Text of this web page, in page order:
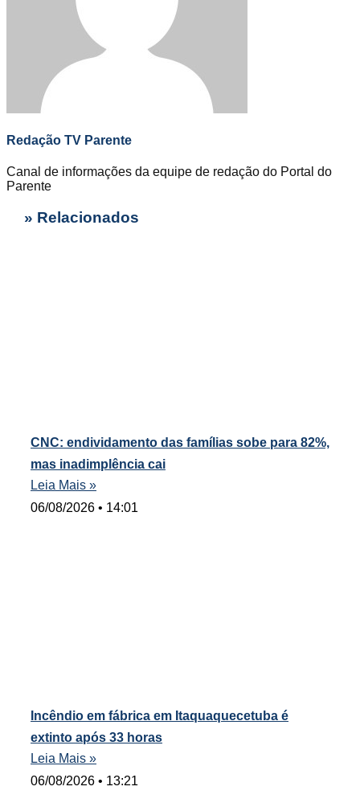
Redação TV Parente
Canal de informações da equipe de redação do Portal do
Parente
» Relacionados
CNC: endividamento das famílias sobe para 82%,
mas inadimplência cai
Leia Mais »
06/08/2026
14:01
Incêndio em fábrica em Itaquaquecetuba é
extinto após 33 horas
Leia Mais »
06/08/2026
13:21